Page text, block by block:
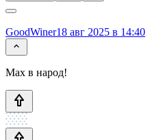
GoodWiner18 авг 2025 в 14:40
Max в народ!